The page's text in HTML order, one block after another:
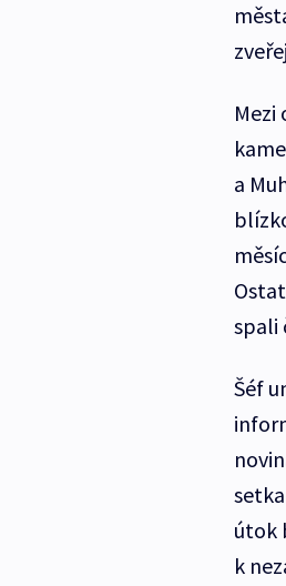
Mezi
a
spali
Šéf
útok
k